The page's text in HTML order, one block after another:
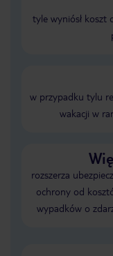
tyle wyniósł koszt
w przypadku tylu
wakacji w
rozszerza
ochrony od
wypadków o